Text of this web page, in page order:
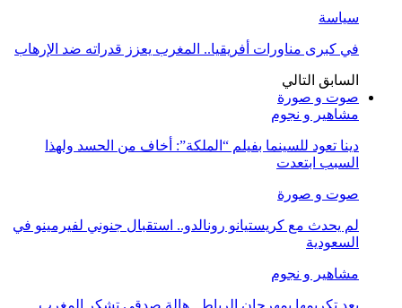
سياسة
في كبرى مناورات أفريقيا.. المغرب يعزز قدراته ضد الإرهاب
السابق التالي
صوت و صورة
مشاهير و نجوم
دينا تعود للسينما بفيلم “الملكة”: أخاف من الحسد ولهذا
السبب ابتعدت
صوت و صورة
لم يحدث مع كريستيانو رونالدو.. استقبال جنوني لفيرمينو في
السعودية
مشاهير و نجوم
بعد تكريمها بمهرجان الرباط.. هالة صدقي تشكر المغرب